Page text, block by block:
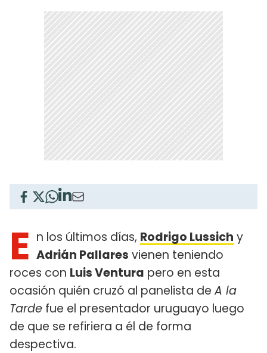
E n los últimos días, Rodrigo Lussich y
Adrián Pallares vienen teniendo
roces con Luis Ventura pero en esta
ocasión quién cruzó al panelista deA la
Tarde fue el presentador uruguayo luego
de que se refiriera a él de forma
despectiva.